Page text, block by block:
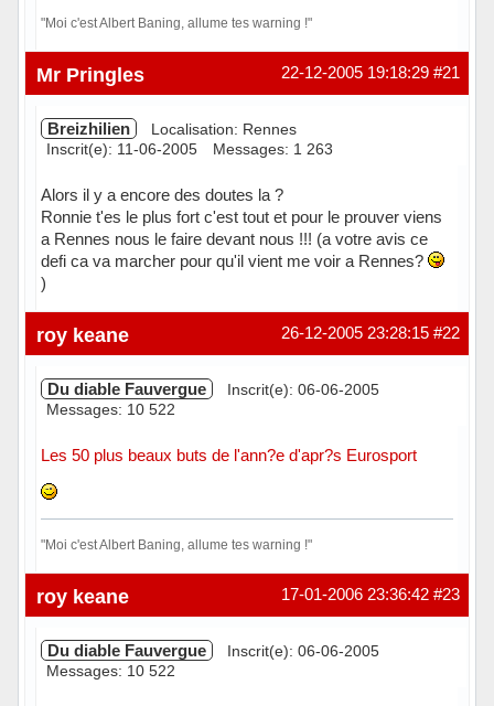
"Moi c'est Albert Baning, allume tes warning !"
Hors ligne #21
22-12-2005 19:18:29
Mr Pringles
Breizhilien
Localisation: Rennes
Inscrit(e): 11-06-2005
Messages: 1 263
Alors il y a encore des doutes la ?
Ronnie t'es le plus fort c'est tout et pour le prouver viens
a Rennes nous le faire devant nous !!! (a votre avis ce
defi ca va marcher pour qu'il vient me voir a Rennes?
)
Hors ligne #22
26-12-2005 23:28:15
roy keane
Du diable Fauvergue
Inscrit(e): 06-06-2005
Messages: 10 522
Les 50 plus beaux buts de l'ann?e d'apr?s Eurosport
"Moi c'est Albert Baning, allume tes warning !"
Hors ligne #23
17-01-2006 23:36:42
roy keane
Du diable Fauvergue
Inscrit(e): 06-06-2005
Messages: 10 522